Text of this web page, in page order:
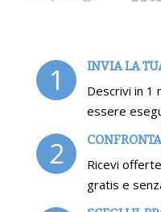
1 INVIA LA
Descrivi in 1
essere
2
Ricevi
gratis e